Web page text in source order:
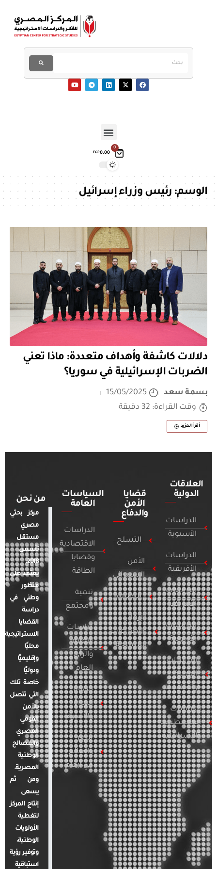
0
EGP0.00
الوسم:رئيس وزراء إسرائيل
دلالات كاشفة وأهداف متعددة: ماذا تعني
الضربات الإسرائيلية في سوريا؟
بسمة سعد
15/05/2025
وقت القراءة: 32 دقيقة
أقرأ المزيد
العلاقات
الدولية
الدراسات
الآسيوية
الدراسات
الأفريقية
الدراسات
الأمريكية
الدراسات
الأوروبية
الدراسات
العربية
والإقليمية
الدراسات
الفلسطينية
والإسرائيلية
قضايا
الأمن
والدفاع
التسلح
الأمن
السيبراني
التطرف
الإرهاب
والصراعات
المسلحة
السياسات
العامة
الدراسات
الاقتصادية
وقضايا
الطاقة
تنمية
ومجتمع
دراسات
الإعلام
والرأي
العام
قضايا
المرأة
والأسرة
مصر
والعالم
في أرقام
من نحن
مركز بحثي
مصري
مستقل
تأسس
2018.
يعتمد على
منظور
وطني في
دراسة
القضايا
الاستراتيجية
محليًا
وإقليميًا
ودوليًا
خاصة تلك
التي تتصل
بالأمن
القومي
المصري
والمصالح
الوطنية
المصرية.
ومن ثم
يسعى
إنتاج المركز
لتغطية
الأولويات
الوطنية،
وتوفير رؤية
استباقية